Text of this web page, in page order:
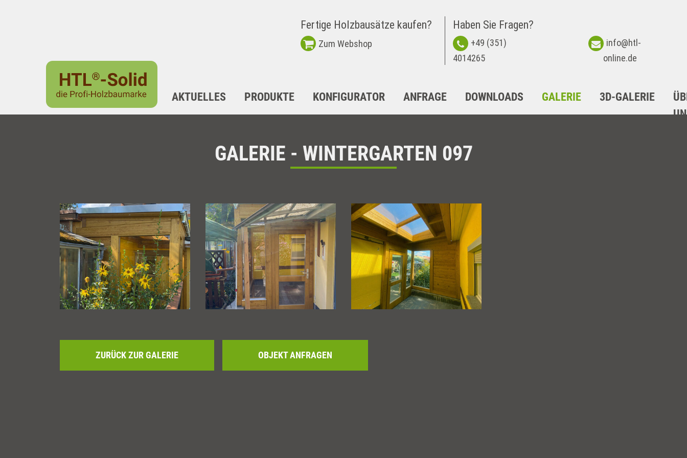
Fertige Holzbausätze kaufen?
Zum Webshop
Haben Sie Fragen?
+49 (351)
4014265
info@htl-
online.de
AKTUELLES PRODUKTE KONFIGURATOR ANFRAGE DOWNLOADS GALERIE 3D-GALERIE
GALERIE - WINTERGARTEN 097
ZURÜCK ZUR GALERIE OBJEKT ANFRAGEN